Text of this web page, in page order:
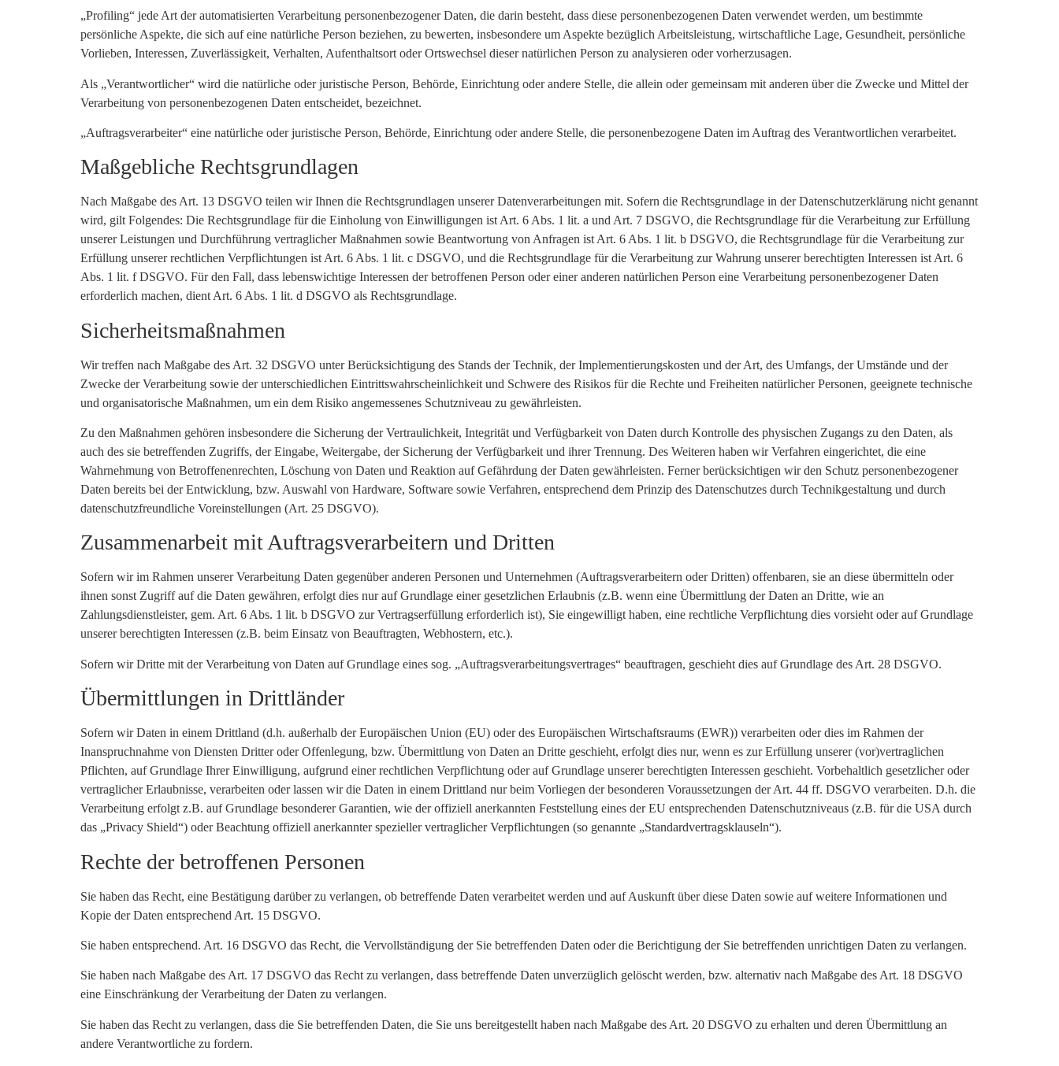
„Profiling“ jede Art der automatisierten Verarbeitung personenbezogener Daten, die darin besteht, dass diese personenbezogenen Daten verwendet werden, um bestimmte
persönliche Aspekte, die sich auf eine natürliche Person beziehen, zu bewerten, insbesondere um Aspekte bezüglich Arbeitsleistung, wirtschaftliche Lage, Gesundheit, persönliche
Vorlieben, Interessen, Zuverlässigkeit, Verhalten, Aufenthaltsort oder Ortswechsel dieser natürlichen Person zu analysieren oder vorherzusagen.
Als „Verantwortlicher“ wird die natürliche oder juristische Person, Behörde, Einrichtung oder andere Stelle, die allein oder gemeinsam mit anderen über die Zwecke und Mittel der
Verarbeitung von personenbezogenen Daten entscheidet, bezeichnet.
„Auftragsverarbeiter“ eine natürliche oder juristische Person, Behörde, Einrichtung oder andere Stelle, die personenbezogene Daten im Auftrag des Verantwortlichen verarbeitet.
Maßgebliche Rechtsgrundlagen
Nach Maßgabe des Art. 13 DSGVO teilen wir Ihnen die Rechtsgrundlagen unserer Datenverarbeitungen mit. Sofern die Rechtsgrundlage in der Datenschutzerklärung nicht genannt
wird, gilt Folgendes: Die Rechtsgrundlage für die Einholung von Einwilligungen ist Art. 6 Abs. 1 lit. a und Art. 7 DSGVO, die Rechtsgrundlage für die Verarbeitung zur Erfüllung
unserer Leistungen und Durchführung vertraglicher Maßnahmen sowie Beantwortung von Anfragen ist Art. 6 Abs. 1 lit. b DSGVO, die Rechtsgrundlage für die Verarbeitung zur
Erfüllung unserer rechtlichen Verpflichtungen ist Art. 6 Abs. 1 lit. c DSGVO, und die Rechtsgrundlage für die Verarbeitung zur Wahrung unserer berechtigten Interessen ist Art. 6
Abs. 1 lit. f DSGVO. Für den Fall, dass lebenswichtige Interessen der betroffenen Person oder einer anderen natürlichen Person eine Verarbeitung personenbezogener Daten
erforderlich machen, dient Art. 6 Abs. 1 lit. d DSGVO als Rechtsgrundlage.
Sicherheitsmaßnahmen
Wir treffen nach Maßgabe des Art. 32 DSGVO unter Berücksichtigung des Stands der Technik, der Implementierungskosten und der Art, des Umfangs, der Umstände und der
Zwecke der Verarbeitung sowie der unterschiedlichen Eintrittswahrscheinlichkeit und Schwere des Risikos für die Rechte und Freiheiten natürlicher Personen, geeignete technische
und organisatorische Maßnahmen, um ein dem Risiko angemessenes Schutzniveau zu gewährleisten.
Zu den Maßnahmen gehören insbesondere die Sicherung der Vertraulichkeit, Integrität und Verfügbarkeit von Daten durch Kontrolle des physischen Zugangs zu den Daten, als
auch des sie betreffenden Zugriffs, der Eingabe, Weitergabe, der Sicherung der Verfügbarkeit und ihrer Trennung. Des Weiteren haben wir Verfahren eingerichtet, die eine
Wahrnehmung von Betroffenenrechten, Löschung von Daten und Reaktion auf Gefährdung der Daten gewährleisten. Ferner berücksichtigen wir den Schutz personenbezogener
Daten bereits bei der Entwicklung, bzw. Auswahl von Hardware, Software sowie Verfahren, entsprechend dem Prinzip des Datenschutzes durch Technikgestaltung und durch
datenschutzfreundliche Voreinstellungen (Art. 25 DSGVO).
Zusammenarbeit mit Auftragsverarbeitern und Dritten
Sofern wir im Rahmen unserer Verarbeitung Daten gegenüber anderen Personen und Unternehmen (Auftragsverarbeitern oder Dritten) offenbaren, sie an diese übermitteln oder
ihnen sonst Zugriff auf die Daten gewähren, erfolgt dies nur auf Grundlage einer gesetzlichen Erlaubnis (z.B. wenn eine Übermittlung der Daten an Dritte, wie an
Zahlungsdienstleister, gem. Art. 6 Abs. 1 lit. b DSGVO zur Vertragserfüllung erforderlich ist), Sie eingewilligt haben, eine rechtliche Verpflichtung dies vorsieht oder auf Grundlage
unserer berechtigten Interessen (z.B. beim Einsatz von Beauftragten, Webhostern, etc.).
Sofern wir Dritte mit der Verarbeitung von Daten auf Grundlage eines sog. „Auftragsverarbeitungsvertrages“ beauftragen, geschieht dies auf Grundlage des Art. 28 DSGVO.
Übermittlungen in Drittländer
Sofern wir Daten in einem Drittland (d.h. außerhalb der Europäischen Union (EU) oder des Europäischen Wirtschaftsraums (EWR)) verarbeiten oder dies im Rahmen der
Inanspruchnahme von Diensten Dritter oder Offenlegung, bzw. Übermittlung von Daten an Dritte geschieht, erfolgt dies nur, wenn es zur Erfüllung unserer (vor)vertraglichen
Pflichten, auf Grundlage Ihrer Einwilligung, aufgrund einer rechtlichen Verpflichtung oder auf Grundlage unserer berechtigten Interessen geschieht. Vorbehaltlich gesetzlicher oder
vertraglicher Erlaubnisse, verarbeiten oder lassen wir die Daten in einem Drittland nur beim Vorliegen der besonderen Voraussetzungen der Art. 44 ff. DSGVO verarbeiten. D.h. die
Verarbeitung erfolgt z.B. auf Grundlage besonderer Garantien, wie der offiziell anerkannten Feststellung eines der EU entsprechenden Datenschutzniveaus (z.B. für die USA durch
das „Privacy Shield“) oder Beachtung offiziell anerkannter spezieller vertraglicher Verpflichtungen (so genannte „Standardvertragsklauseln“).
Rechte der betroffenen Personen
Sie haben das Recht, eine Bestätigung darüber zu verlangen, ob betreffende Daten verarbeitet werden und auf Auskunft über diese Daten sowie auf weitere Informationen und
Kopie der Daten entsprechend Art. 15 DSGVO.
Sie haben entsprechend. Art. 16 DSGVO das Recht, die Vervollständigung der Sie betreffenden Daten oder die Berichtigung der Sie betreffenden unrichtigen Daten zu verlangen.
Sie haben nach Maßgabe des Art. 17 DSGVO das Recht zu verlangen, dass betreffende Daten unverzüglich gelöscht werden, bzw. alternativ nach Maßgabe des Art. 18 DSGVO
eine Einschränkung der Verarbeitung der Daten zu verlangen.
Sie haben das Recht zu verlangen, dass die Sie betreffenden Daten, die Sie uns bereitgestellt haben nach Maßgabe des Art. 20 DSGVO zu erhalten und deren Übermittlung an
andere Verantwortliche zu fordern.